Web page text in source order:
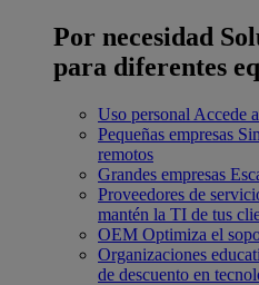
Por necesidad
para diferentes
Uso personal Accede
Pequeñas empresas
remotos
Grandes empresas
Proveedores de
mantén la TI de tus
OEM Optimiza el
Organizaciones
de descuento en